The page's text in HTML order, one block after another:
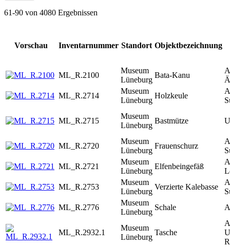
61-90 von 4080 Ergebnissen
Vorschau Inventarnummer Standort Objektbezeichnung
ML_R.2100
Museum
Lüneburg
Bata-Kanu
ML_R.2714
Museum
Lüneburg
Holzkeule
ML_R.2715
Museum
Lüneburg
Bastmütze
ML_R.2720
Museum
Lüneburg
Frauenschurz
ML_R.2721
Museum
Lüneburg
Elfenbeingefäß
ML_R.2753
Museum
Lüneburg
Verzierte Kalebasse
ML_R.2776
Museum
Lüneburg
Schale
ML_R.2932.1
Museum
Lüneburg
Tasche